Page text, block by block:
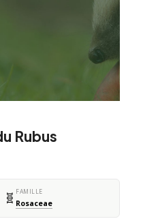
Rubus
🧬 FAMILLE
Rosaceae